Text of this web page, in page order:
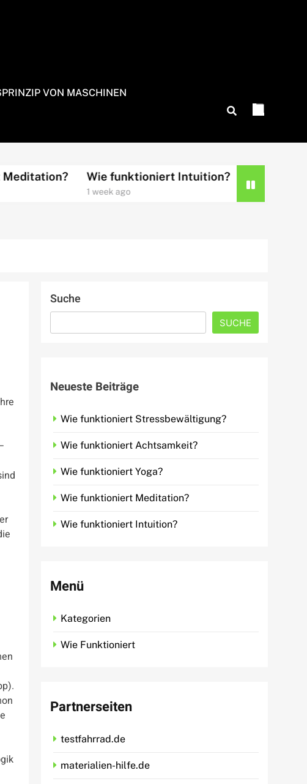
VON MASCHINEN
Wie funktioniert Intuition?
1 week ago
Wie funktioniert
2 weeks ago
Suche
SUCHE
Neueste Beiträge
Wie funktioniert Stressbewältigung?
Wie funktioniert Achtsamkeit?
Wie funktioniert Yoga?
Wie funktioniert Meditation?
Wie funktioniert Intuition?
Menü
Kategorien
Wie Funktioniert
Partnerseiten
testfahrrad.de
materialien-hilfe.de